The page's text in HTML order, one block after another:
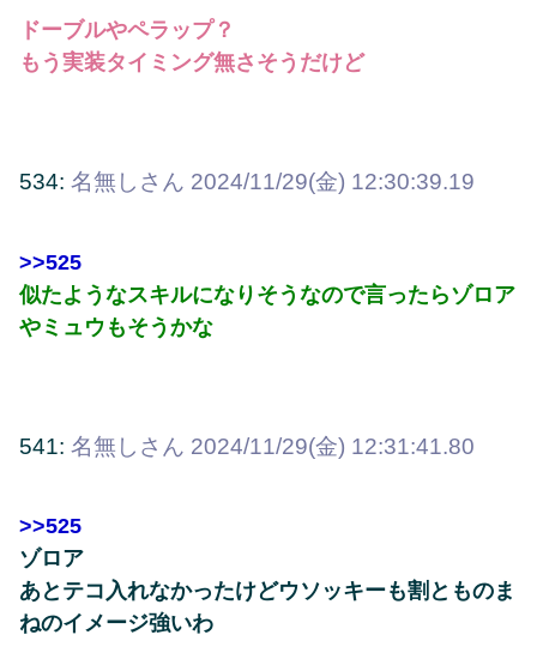
ドーブルやペラップ？
もう実装タイミング無さそうだけど
534: 名無しさん 2024/11/29(金) 12:30:39.19
>>525
似たようなスキルになりそうなので言ったらゾロア
やミュウもそうかな
541: 名無しさん 2024/11/29(金) 12:31:41.80
>>525
ゾロア
あとテコ入れなかったけどウソッキーも割とものま
ねのイメージ強いわ